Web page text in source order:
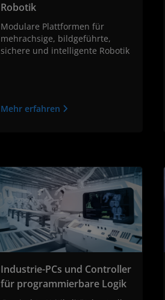
Robotik
Modulare Plattformen für
mehrachsige, bildgeführte,
sichere und intelligente Robotik
Mehr erfahren
Industrie-PCs und Controller
für programmierbare Logik